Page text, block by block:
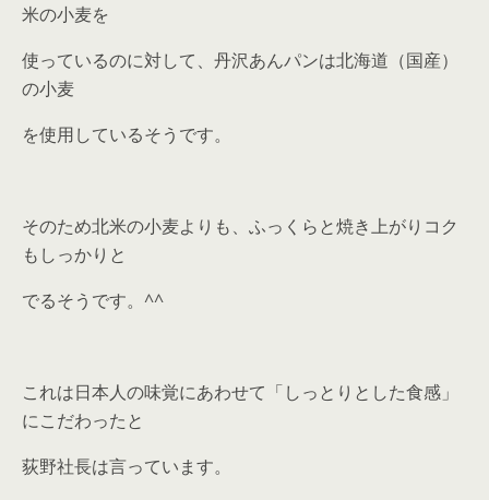
米の小麦を
使っているのに対して、丹沢あんパンは北海道（国産）
の小麦
を使用しているそうです。
そのため北米の小麦よりも、ふっくらと焼き上がりコク
もしっかりと
でるそうです。^^
これは日本人の味覚にあわせて「しっとりとした食感」
にこだわったと
荻野社長は言っています。